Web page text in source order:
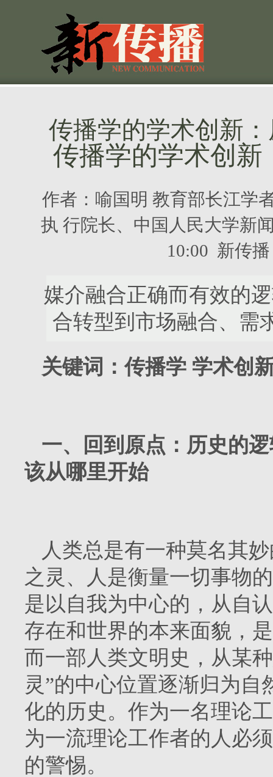
传播学的学术创新
传播学的学术创新
作者： 喻国明 教育部长江学
执 行院长、中国人民大学新
10:00 新传
媒介融合正确而有效的
合转型到市场融合、需
关键词：传播学 学术创
一、回到原点：历史的
该从哪里开始
人类总是有一种莫名其
之灵、人是衡量一切事物
是以自我为中心的，从自
存在和世界的本来面貌，
而一部人类文明史，从某
灵”的中心位置逐渐归为
化的历史。作为一名理论
为一流理论工作者的人必
的警惕。